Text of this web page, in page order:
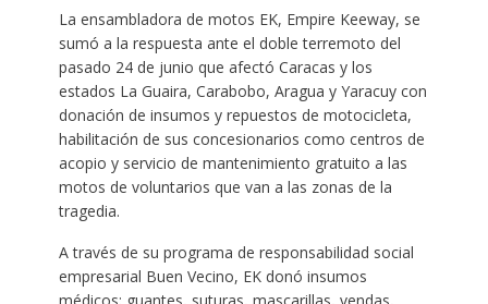
La ensambladora de motos EK, Empire Keeway, se
sumó a la respuesta ante el doble terremoto del
pasado 24 de junio que afectó Caracas y los
estados La Guaira, Carabobo, Aragua y Yaracuy con
donación de insumos y repuestos de motocicleta,
habilitación de sus concesionarios como centros de
acopio y servicio de mantenimiento gratuito a las
motos de voluntarios que van a las zonas de la
tragedia.
A través de su programa de responsabilidad social
empresarial Buen Vecino, EK donó insumos
médicos: guantes, suturas, mascarillas, vendas,